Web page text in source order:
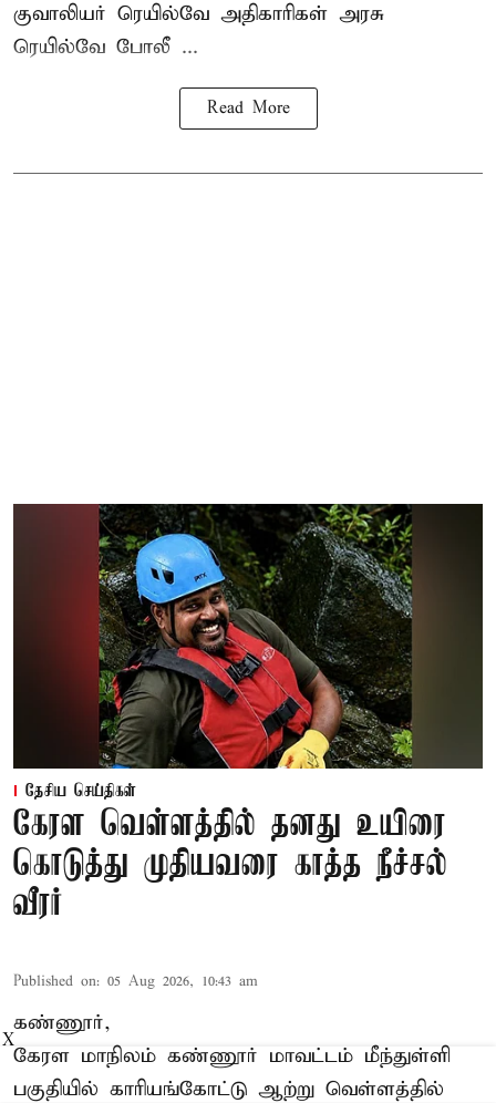
குவாலியர் ரெயில்வே அதிகாரிகள் அரசு
ரெயில்வே போலீ ...
Read More
தேசிய செய்திகள்
கேரள வெள்ளத்தில் தனது உயிரை
கொடுத்து முதியவரை காத்த நீச்சல்
வீரர்
Published on: 05 Aug 2026, 10:43 am
கண்ணூர்,
கேரள மாநிலம் கண்ணூர் மாவட்டம் மீந்துள்ளி
பகுதியில் காரியங்கோட்டு ஆற்று வெள்ளத்தில்
X